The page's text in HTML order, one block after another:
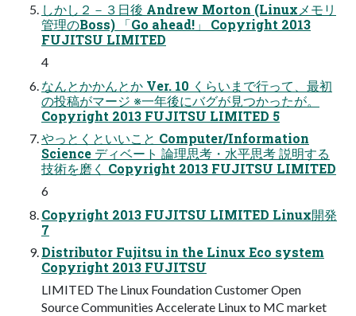
しかし２－３日後 Andrew Morton (Linuxメモリ
管理のBoss) 「Go ahead!」 Copyright 2013
FUJITSU LIMITED
4
なんとかかんとか Ver. 10 くらいまで行って、最初
の投稿がマージ ※一年後にバグが見つかったが。
Copyright 2013 FUJITSU LIMITED 5
やっとくといいこと Computer/Information
Science ディベート 論理思考・水平思考 説明する
技術を磨く Copyright 2013 FUJITSU LIMITED
6
Copyright 2013 FUJITSU LIMITED Linux開発
7
Distributor Fujitsu in the Linux Eco system
Copyright 2013 FUJITSU
LIMITED The Linux Foundation Customer Open
Source Communities Accelerate Linux to MC market